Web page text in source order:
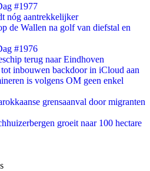
#1977
nóg aantrekkelijker
de Wallen na golf van diefstal en
#1976
terug naar Eindhoven
inbouwen backdoor in iCloud aan
is volgens OM geen enkel
grensaanval door migranten
groeit naar 100 hectare